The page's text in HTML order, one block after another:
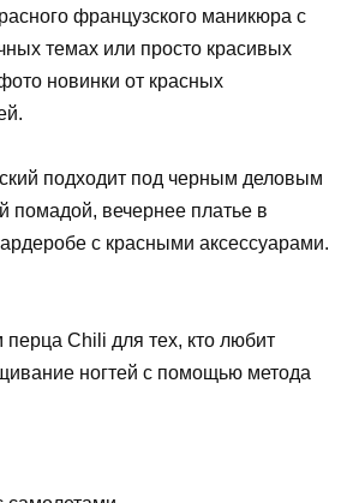
французского маникюра с
темах или просто красивых
новинки от красных
подходит под черным деловым
помадой, вечернее платье в
с красными аксессуарами.
Chili для тех, кто любит
ногтей с помощью метода